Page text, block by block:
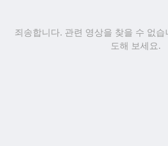
죄송합니다. 관련 영상을 찾을 수 없
도해 보세요.